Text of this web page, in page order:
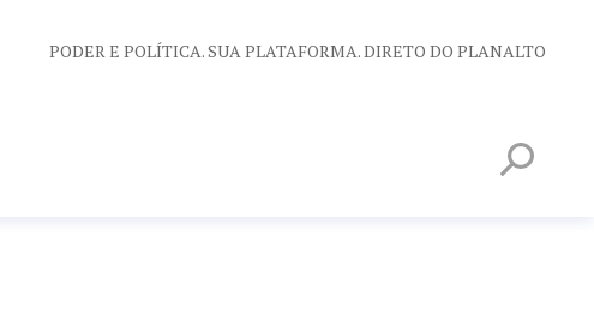
PODER E POLÍTICA. SUA PLATAFORMA. DIRETO DO PLANALTO